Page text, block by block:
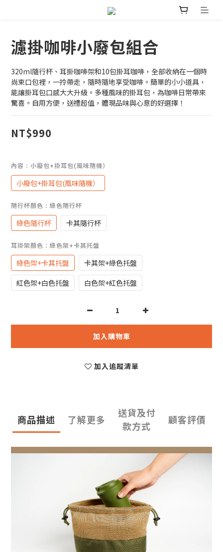
濾掛咖啡小廢包組合
320ml隨行杯、耳掛咖啡架和10包掛耳咖啡，全部收納在一個時
尚束口包裡，一拎帶走，隨時隨地享受咖啡。簡單的小小道具，
能讓掛耳包口感大大升級。多種風味的掛耳包，為咖啡日常帶來
驚喜。自用方便，送禮超值，體現品味與心意的好選擇！
NT$990
內容 : 小廢包+掛耳包(風味隨機）
小廢包+掛耳包(風味隨機）
隨行杯顏色 : 綠色隨行杯
綠色隨行杯 卡其隨行杯
耳掛架顏色 : 綠色架+卡其托盤
綠色架+卡其托盤
卡其架+綠色托盤
紅色架+白色托盤
白色架+紅色托盤
加入購物車
加入追蹤清單
商品描述 了解更多
送貨及付
款方式
顧客評價